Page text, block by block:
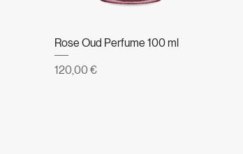
Rose Oud Perfume 100 ml
Prezzo
120,00 €